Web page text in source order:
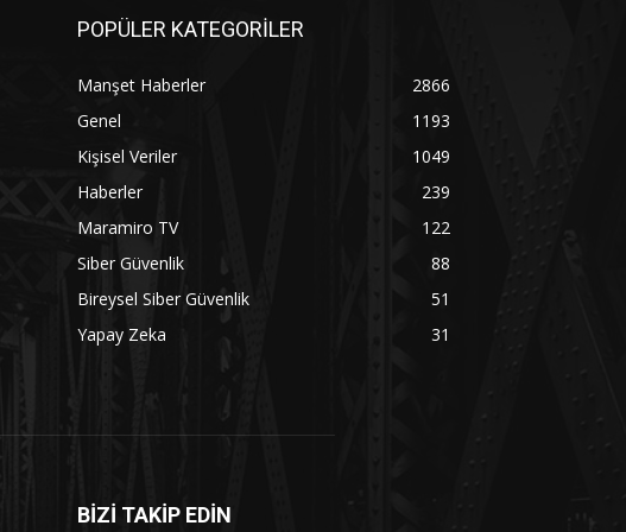
POPÜLER KATEGORİLER
Manşet Haberler
2866
Genel
1193
Kişisel Veriler
1049
Haberler
239
Maramiro TV
122
Siber Güvenlik
88
Bireysel Siber Güvenlik
51
Yapay Zeka
31
BİZİ TAKİP EDİN